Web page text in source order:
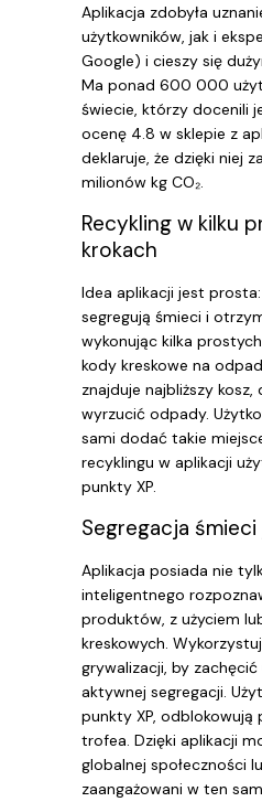
Aplikacja zdobyła
użytkowników, jak i
Google) i cieszy się
Ma ponad 600 000
świecie, którzy docenili
ocenę 4.8 w sklepie z
deklaruje, że dzięki niej
milionów kg CO₂.
Recykling w kilku
krokach
Idea aplikacji jest
segregują śmieci i
wykonując kilka
kody kreskowe na
znajduje najbliższy
wyrzucić odpady.
sami dodać takie
recyklingu w aplikacji
punkty XP.
Segregacja śmieci
Aplikacja posiada nie
inteligentnego
produktów, z użyciem
kreskowych.
grywalizacji, by
aktywnej segregacji.
punkty XP, odblokowują
trofea. Dzięki aplikacji
globalnej społeczności
zaangażowani w ten